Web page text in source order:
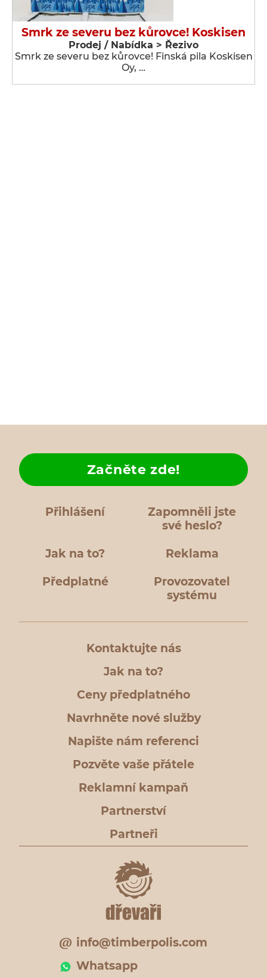
Smrk ze severu bez kůrovce! Koskisen
Prodej / Nabídka > Řezivo
Smrk ze severu bez kůrovce! Finská pila Koskisen
Oy, …
Přihlášení
Zapomněli jste
své heslo?
Jak na to?
Začněte zde!
Reklama
Předplatné
Provozovatel
systému
Kontaktujte nás
Jak na to?
Ceny předplatného
Navrhněte nové služby
Napište nám referenci
Pozvěte vaše přátele
Reklamní kampaň
Partnerství
Partneři
info@timberpolis.com
Whatsapp